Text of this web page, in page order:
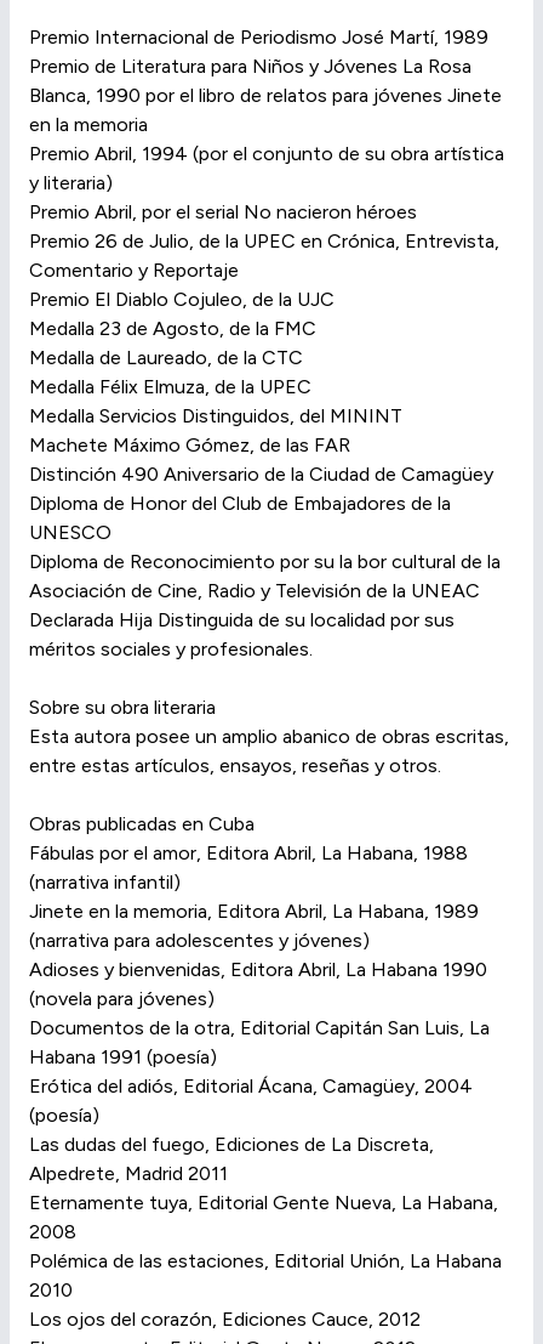
Premio Internacional de Periodismo José Martí, 1989
Premio de Literatura para Niños y Jóvenes La Rosa
Blanca, 1990 por el libro de relatos para jóvenes Jinete
en la memoria
Premio Abril, 1994 (por el conjunto de su obra artística
y literaria)
Premio Abril, por el serial No nacieron héroes
Premio 26 de Julio, de la UPEC en Crónica, Entrevista,
Comentario y Reportaje
Premio El Diablo Cojuleo, de la UJC
Medalla 23 de Agosto, de la FMC
Medalla de Laureado, de la CTC
Medalla Félix Elmuza, de la UPEC
Medalla Servicios Distinguidos, del MININT
Machete Máximo Gómez, de las FAR
Distinción 490 Aniversario de la Ciudad de Camagüey
Diploma de Honor del Club de Embajadores de la
UNESCO
Diploma de Reconocimiento por su la bor cultural de la
Asociación de Cine, Radio y Televisión de la UNEAC
Declarada Hija Distinguida de su localidad por sus
méritos sociales y profesionales.
Sobre su obra literaria
Esta autora posee un amplio abanico de obras escritas,
entre estas artículos, ensayos, reseñas y otros.
Obras publicadas en Cuba
Fábulas por el amor, Editora Abril, La Habana, 1988
(narrativa infantil)
Jinete en la memoria, Editora Abril, La Habana, 1989
(narrativa para adolescentes y jóvenes)
Adioses y bienvenidas, Editora Abril, La Habana 1990
(novela para jóvenes)
Documentos de la otra, Editorial Capitán San Luis, La
Habana 1991 (poesía)
Erótica del adiós, Editorial Ácana, Camagüey, 2004
(poesía)
Las dudas del fuego, Ediciones de La Discreta,
Alpedrete, Madrid 2011
Eternamente tuya, Editorial Gente Nueva, La Habana,
2008
Polémica de las estaciones, Editorial Unión, La Habana
2010
Los ojos del corazón, Ediciones Cauce, 2012